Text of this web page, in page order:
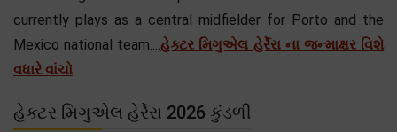
currently plays as a central midfielder for Porto and the
Mexico national team....હેક્ટર મિગુએલ હેર્રેરા ના જન્માક્ષર વિશે
વધારે વાંચો
હેક્ટર મિગુએલ હેર્રેરા 2026 કુંડળી